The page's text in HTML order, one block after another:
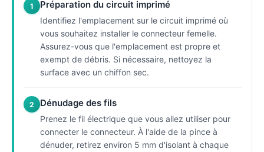
1 Préparation du circuit imprimé
Identifiez l'emplacement sur le circuit imprimé où
vous souhaitez installer le connecteur femelle.
Assurez-vous que l'emplacement est propre et
exempt de débris. Si nécessaire, nettoyez la
surface avec un chiffon sec.
2 Dénudage des fils
Prenez le fil électrique que vous allez utiliser pour
connecter le connecteur. À l'aide de la pince à
dénuder, retirez environ 5 mm d'isolant à chaque